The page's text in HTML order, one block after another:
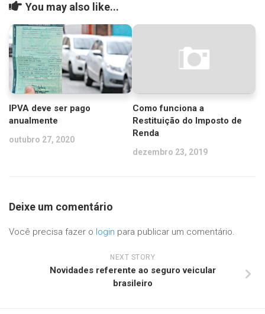
You may also like...
IPVA deve ser pago
anualmente
outubro 27, 2020
Como funciona a
Restituição do Imposto de
Renda
dezembro 23, 2019
Deixe um comentário
Você precisa fazer o login para publicar um comentário.
NEXT STORY
Novidades referente ao seguro veicular
brasileiro